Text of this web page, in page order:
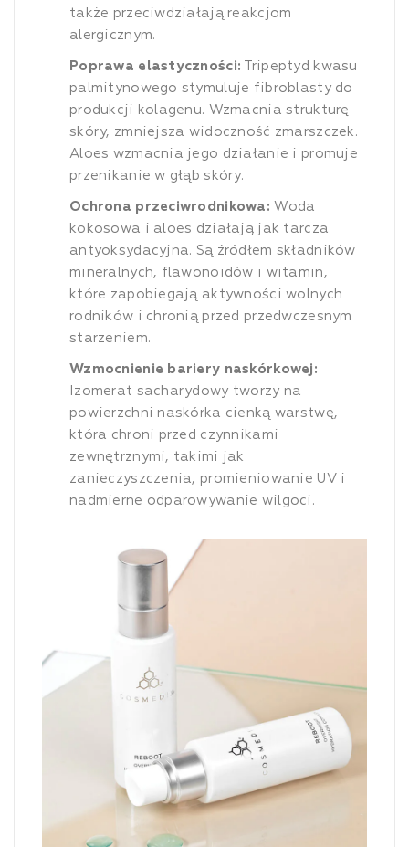
także przeciwdziałają reakcjom
alergicznym.
Poprawa elastyczności: Tripeptyd kwasu
palmitynowego stymuluje fibroblasty do
produkcji kolagenu. Wzmacnia strukturę
skóry, zmniejsza widoczność zmarszczek.
Aloes wzmacnia jego działanie i promuje
przenikanie w głąb skóry.
Ochrona przeciwrodnikowa: Woda
kokosowa i aloes działają jak tarcza
antyoksydacyjna. Są źródłem składników
mineralnych, flawonoidów i witamin,
które zapobiegają aktywności wolnych
rodników i chronią przed przedwczesnym
starzeniem.
Wzmocnienie bariery naskórkowej:
Izomerat sacharydowy tworzy na
powierzchni naskórka cienką warstwę,
która chroni przed czynnikami
zewnętrznymi, takimi jak
zanieczyszczenia, promieniowanie UV i
nadmierne odparowywanie wilgoci.